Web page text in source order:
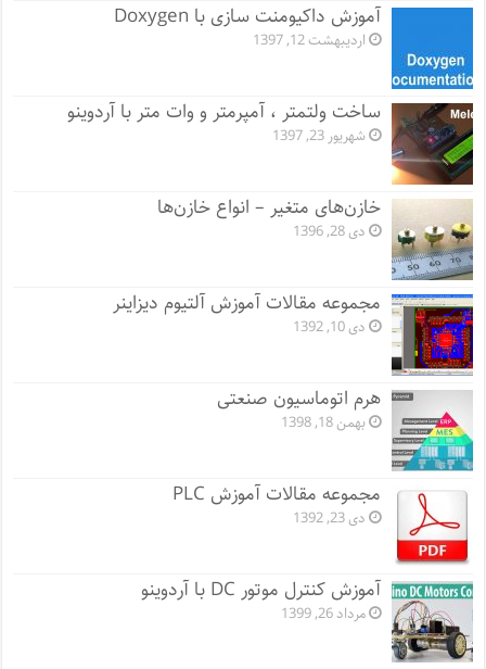
آموزش داکیومنت سازی با Doxygen
اردیبهشت 12, 1397
ساخت ولتمتر ، آمپرمتر و وات متر با آردوینو
شهریور 23, 1397
خازن‌های متغیر – انواع خازن‌ها
دی 28, 1396
مجموعه مقالات آموزش آلتیوم دیزاینر
دی 10, 1392
هرم اتوماسیون صنعتی
بهمن 18, 1398
مجموعه مقالات آموزش PLC
دی 23, 1392
آموزش کنترل موتور DC با آردوینو
مرداد 26, 1399